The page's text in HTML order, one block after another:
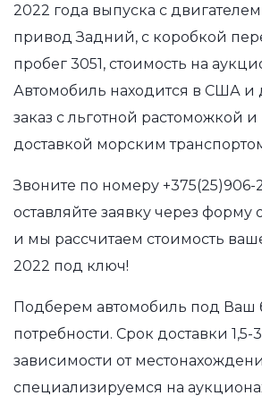
2022 года выпуска с
привод Задний, с коробкой
пробег 3051, стоимость на
Автомобиль находится в США и
заказ с льготной растоможкой
доставкой морским
Звоните по номеру +375(25)906-
оставляйте заявку через форму
и мы рассчитаем стоимость
2022 под ключ!
Подберем автомобиль под Ваш
потребности. Срок доставки 1,5-
зависимости от
специализируемся на